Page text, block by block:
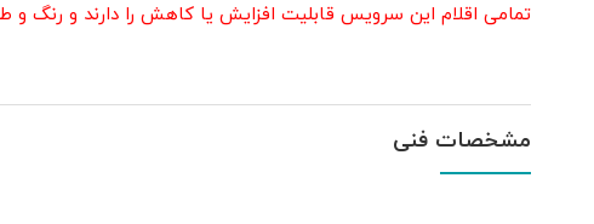
تمامی اقلام این سرویس قابلیت افزایش یا کاهش را دارند و رنگ
مشخصات فنی